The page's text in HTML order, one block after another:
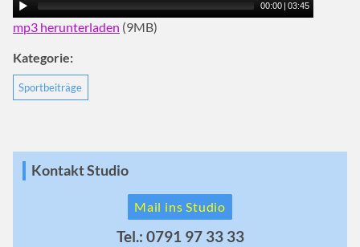
00:00 | 03:45
mp3 herunterladen (9MB)
Kategorie:
Sportbeiträge
Kontakt Studio
Mail ins Studio
Tel.: 0791 97 33 33